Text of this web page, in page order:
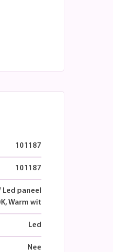
101187
101187
Led paneel
Warm wit
Led
Nee